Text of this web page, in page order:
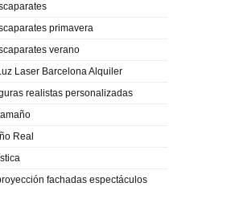
primavera
verano
Laser Barcelona Alquiler
realistas personalizadas
Real
fachadas espectáculos